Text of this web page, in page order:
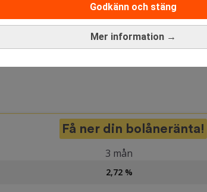
Mer information →
Godkänn och stäng